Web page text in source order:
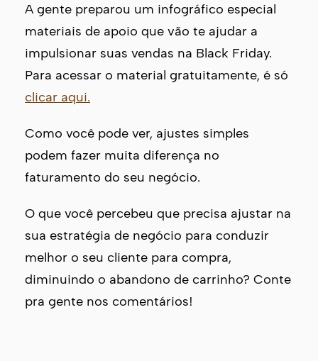
A gente preparou um infográfico especial
materiais de apoio que vão te ajudar a
impulsionar suas vendas na Black Friday.
Para acessar o material gratuitamente, é só
clicar aqui.
Como você pode ver, ajustes simples
podem fazer muita diferença no
faturamento do seu negócio.
O que você percebeu que precisa ajustar na
sua estratégia de negócio para conduzir
melhor o seu cliente para compra,
diminuindo o abandono de carrinho? Conte
pra gente nos comentários!